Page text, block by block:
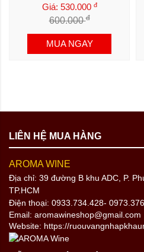
Giá: 530.000 đ
600.000đ
MUA NGAY
LIÊN HỆ MUA HÀNG
AROMA WINE
Địa chỉ: 39 đường B khu ADC, P.
TP.HCM
Điện thoại: 0933.734.428-
Email: aromawineshop@gmail.com
Website: https://